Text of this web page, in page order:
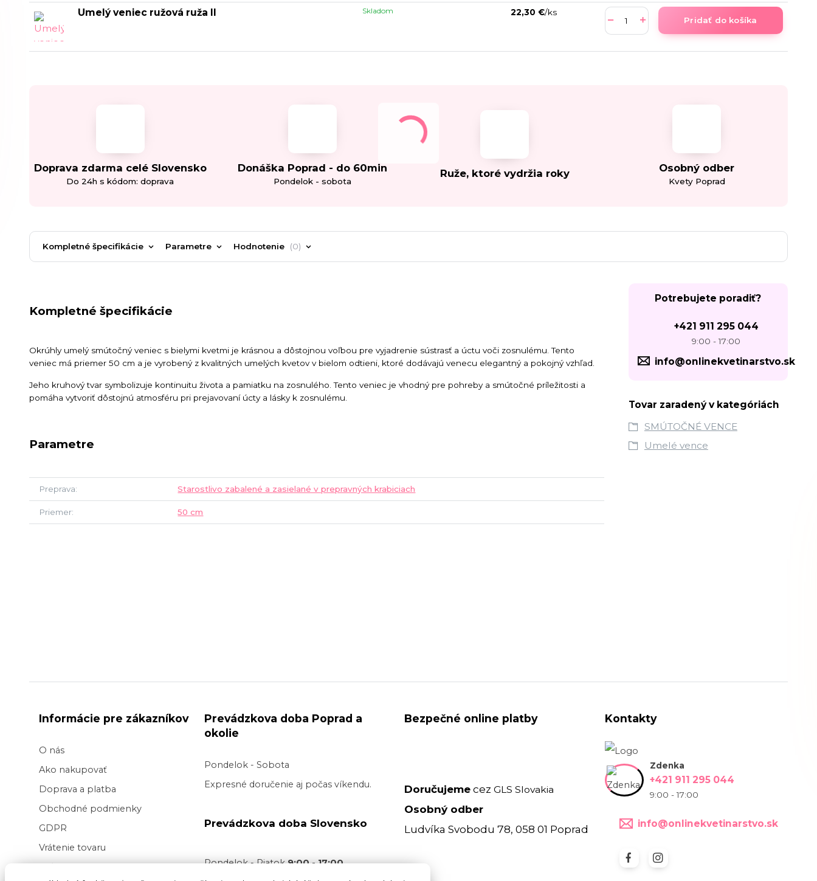
Umelý veniec ružová ruža II 22,30 €/ks
Skladom
Pridať do košíka
Doprava zdarma celé Slovensko
Do 24h s kódom: doprava
Donáška Poprad - do 60min
Pondelok - sobota
Ruže, ktoré vydržia roky Osobný odber
Kvety Poprad
Kompletné špecifikácie Parametre Hodnotenie 0
Kompletné špecifikácie
Okrúhly umelý smútočný veniec s bielymi kvetmi je krásnou a dôstojnou voľbou pre vyjadrenie sústrasť a úctu voči zosnulému. Tento
veniec má priemer 50 cm a je vyrobený z kvalitných umelých kvetov v bielom odtieni, ktoré dodávajú venecu elegantný a pokojný vzhľad.
Jeho kruhový tvar symbolizuje kontinuitu života a pamiatku na zosnulého. Tento veniec je vhodný pre pohreby a smútočné príležitosti a
pomáha vytvoriť dôstojnú atmosféru pri prejavovaní úcty a lásky k zosnulému.
Parametre
Preprava Starostlivo zabalené a zasielané v prepravných krabiciach
Priemer 50 cm
Potrebujete poradiť?
+421 911 295 044
9:00 - 17:00
info@onlinekvetinarstvo.sk
Tovar zaradený v kategóriách
SMÚTOČNÉ VENCE
Umelé vence
Informácie pre zákazníkov
O nás
Ako nakupovať
Doprava a platba
Obchodné podmienky
GDPR
Vrátenie tovaru
Veľkoobchod kvetov
Prevádzkova doba Poprad a
okolie
Pondelok - Sobota
Expresné doručenie aj počas víkendu.
Prevádzkova doba Slovensko
Pondelok - Piatok9:00 - 17:00
Bezpečné online platby
Doručujeme cezGLS Slovakia
Osobný odber
Ludvíka Svobodu 78, 058 01 Poprad
Kontakty
Zdenka
+421 911 295 044
9:00 - 17:00
info@onlinekvetinarstvo.sk